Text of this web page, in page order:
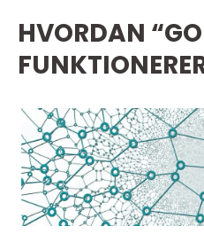
HVORDAN